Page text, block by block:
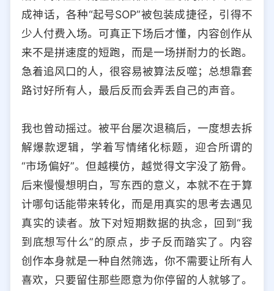
成神话，各种“起号SOP”被包装成捷径，引得不
少人付费入场。可真正下场后才懂，内容创作从
来不是拼速度的短跑，而是一场拼耐力的长跑。
急着追风口的人，很容易被算法反噬；总想靠套
路讨好所有人，最后反而会弄丢自己的声音。
我也曾动摇过。被平台屡次退稿后，一度想去拆
解爆款逻辑，学着写情绪化标题，迎合所谓的
“市场偏好”。但越模仿，越觉得文字没了筋骨。
后来慢慢想明白，写东西的意义，本就不在于算
计哪句话能带来转化，而是用真实的思考去遇见
真实的读者。放下对短期数据的执念，回到“我
到底想写什么”的原点，步子反而踏实了。内容
创作本身就是一种自然筛选，你不需要让所有人
喜欢，只要留住那些愿意为你停留的人就够了。